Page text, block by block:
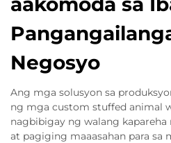
Negosyo
Ang mga solusyon sa
ng mga custom stuffed animal
nagbibigay ng walang
at pagiging maaasahan para sa